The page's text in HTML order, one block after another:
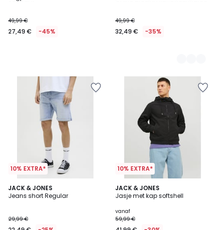
49,99 €
27,49 € -45%
49,99 €
32,49 € -35%
10% EXTRA*
JACK & JONES
Jeans short Regular
29,99 €
3
/
2
Kleuren
10% EXTRA*
JACK & JONES
Jasje met kap softshell
vanaf
59,99 €
4,9
/ 5
2
Kleuren